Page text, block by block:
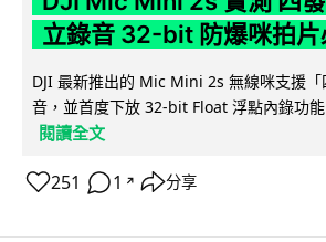
立錄音 32-bit 防爆咪拍片
DJI 最新推出的 Mic Mini 2s 無線咪支援
音，並首度下放 32-bit Float 浮點內錄功
閱讀全文
251 1 ↗ 分享